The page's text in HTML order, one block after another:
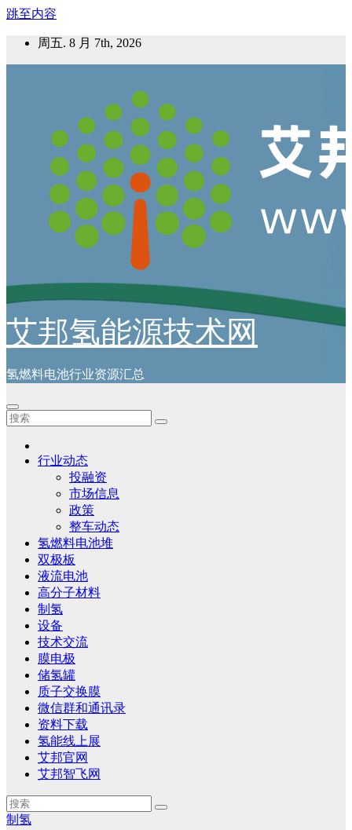
跳至内容
周五. 8 月 7th, 2026
艾邦氢能源技术网
氢燃料电池行业资源汇总
行业动态
投融资
市场信息
政策
整车动态
氢燃料电池堆
双极板
液流电池
高分子材料
制氢
设备
技术交流
膜电极
储氢罐
质子交换膜
微信群和通讯录
资料下载
氢能线上展
艾邦官网
艾邦智飞网
制氢